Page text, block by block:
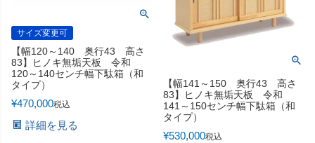
サイズ変更可
【幅120～140 奥行43 高さ
83】ヒノキ無垢天板 令和
120～140センチ幅下駄箱（和
タイプ）
¥470,000税込
詳細を見る
【幅141～150 奥行43 高さ
83】ヒノキ無垢天板 令和
141～150センチ幅下駄箱（和
タイプ）
¥530,000税込